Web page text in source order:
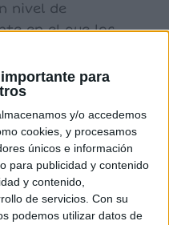
para
y/o accedemos
cookies, y procesamos
únicos e información
para publicidad y contenido
y contenido,
de servicios. Con su
podemos utilizar datos de
nivel de
en el que los
para
DIBUJA […]
lectora
,4º primaria,5º
lectora,